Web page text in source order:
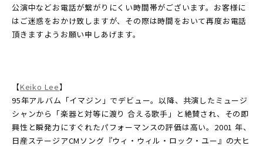
公演中などお電話が繋がりにくい時間帯がございます。お客様に
はご迷惑をおかけ致しますが、その際は時間をおいて再度お電話
頂きますようお願い申しあげます。
【Keiko Lee】
95年アルバム「イマジン」でデビュー。以降、共演したミュージ
シャンから「楽器と対等に渡り 合える歌手」と絶賛され、その即
興性と瞬発力にすぐれたパフォーマンスの評価は高い。2001 年、
日産ステージアCMソング『ウィ・ウィル・ロック・ユー』の大ヒ